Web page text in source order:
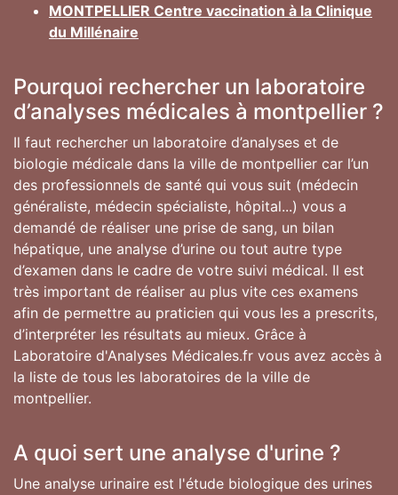
MONTPELLIER Centre vaccination à la Clinique
du Millénaire
Pourquoi rechercher un laboratoire
d’analyses médicales à montpellier ?
Il faut rechercher un laboratoire d’analyses et de
biologie médicale dans la ville de montpellier car l’un
des professionnels de santé qui vous suit (médecin
généraliste, médecin spécialiste, hôpital...) vous a
demandé de réaliser une prise de sang, un bilan
hépatique, une analyse d’urine ou tout autre type
d’examen dans le cadre de votre suivi médical. Il est
très important de réaliser au plus vite ces examens
afin de permettre au praticien qui vous les a prescrits,
d’interpréter les résultats au mieux. Grâce à
Laboratoire d'Analyses Médicales.fr vous avez accès à
la liste de tous les laboratoires de la ville de
montpellier.
A quoi sert une analyse d'urine ?
Une analyse urinaire est l'étude biologique des urines